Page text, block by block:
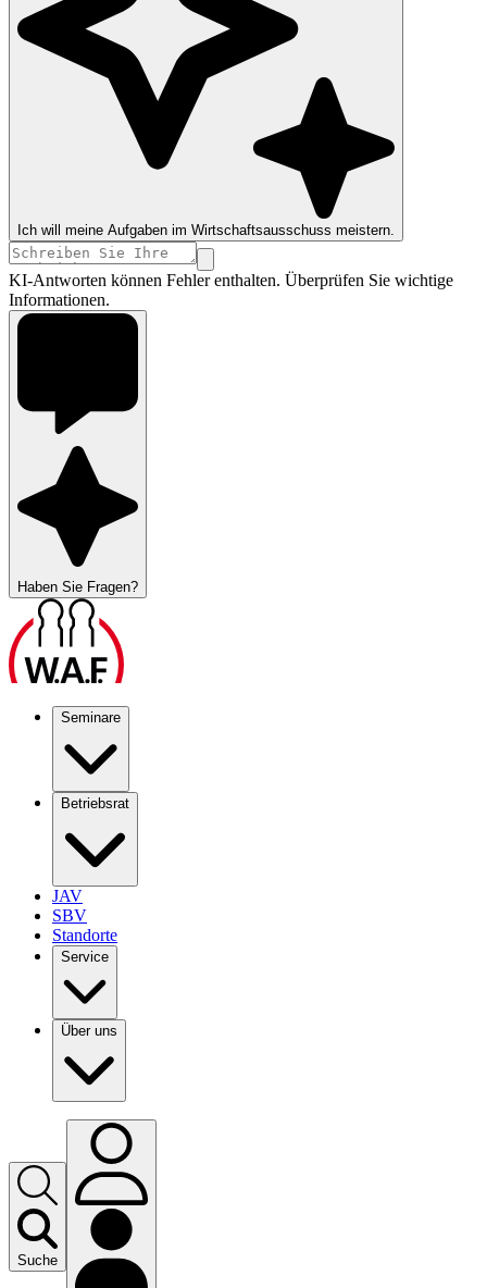
Ich will meine Aufgaben im Wirtschaftsausschuss meistern.
KI-Antworten können Fehler enthalten. Überprüfen Sie wichtige
Informationen.
Haben Sie Fragen?
Seminare
Betriebsrat
JAV
SBV
Standorte
Service
Über uns
Suche